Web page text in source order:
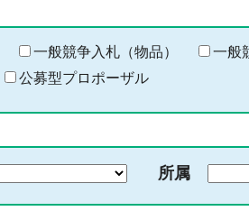
一般競争入札（物品）
一般
公募型プロポーザル
所属